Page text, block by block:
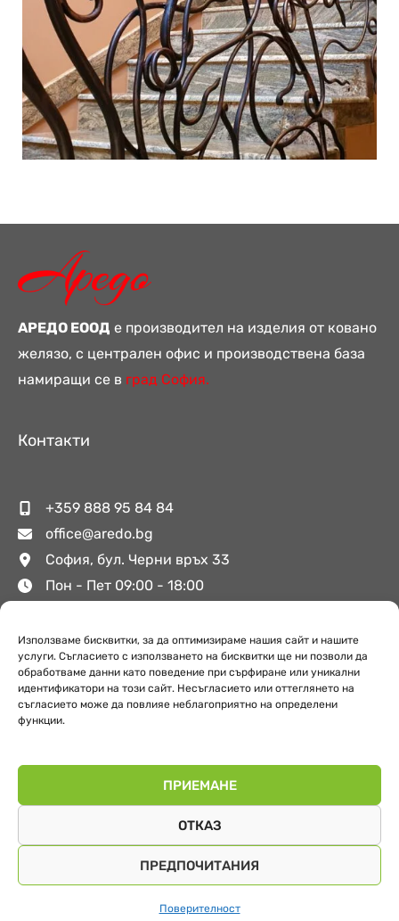
Използваме бисквитки, за да оптимизираме нашия сайт и нашите
услуги. Съгласието с използването на бисквитки ще ни позволи да
обработваме данни като поведение при сърфиране или уникални
идентификатори на този сайт. Несъгласието или оттеглянето на
съгласието може да повлияе неблагоприятно на определени
функции.
ПРИЕМАНЕ
ОТКАЗ
ПРЕДПОЧИТАНИЯ
Поверителност
АРЕДО ЕООД е производител на изделия от ковано
желязо, с централен офис и производствена база
намиращи се в град София.
Контакти
+359 888 95 84 84
office@aredo.bg
София, бул. Черни връх 33
Пон - Пет 09:00 - 18:00
Полезни връзки
За Аредо
Обекти
© 2026 Аредо. Всички права запазени.
developed & hosted by ivexto